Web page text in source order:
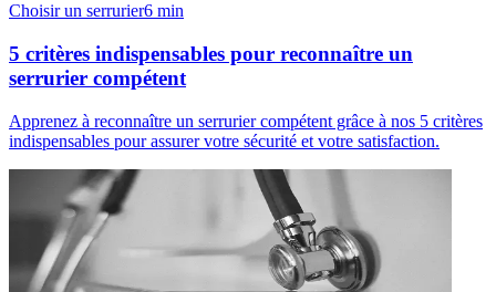
Choisir un serrurier6 min
5 critères indispensables pour reconnaître un
serrurier compétent
Apprenez à reconnaître un serrurier compétent grâce à nos 5 critères
indispensables pour assurer votre sécurité et votre satisfaction.